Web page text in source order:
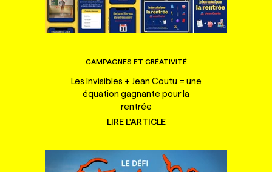
CAMPAGNES ET CRÉATIVITÉ
Les Invisibles + Jean Coutu = une
équation gagnante pour la
rentrée
LIRE L'ARTICLE